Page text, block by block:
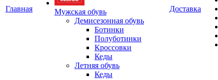
Главная
Мужская обувь
Демисезонная обувь
Ботинки
Полуботинки
Кроссовки
Кеды
Летняя обувь
Кеды
Доставка